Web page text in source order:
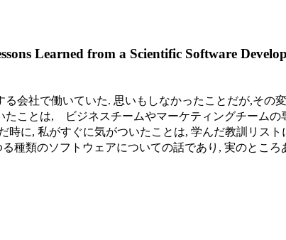
Learned from a Scientific Software
会社で働いていた. 思いもしなかったことだが,その
ことは, ビジネスチームやマーケティングチーム
時に, 私がすぐに気がついたことは, 学んだ教訓リス
種類のソフトウェアについての話であり, 実のとこ